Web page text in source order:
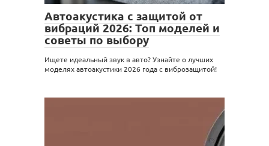
Автоакустика с защитой от
вибраций 2026: Топ моделей и
советы по выбору
Ищете идеальный звук в авто? Узнайте о лучших
моделях автоакустики 2026 года с виброзащитой!